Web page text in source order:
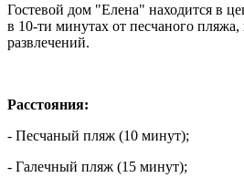
Гостевой дом "Елена" находится в
в 10-ти минутах от песчаного
развлечений.
Расстояния:
- Песчаный пляж (10 минут);
- Галечный пляж (15 минут);